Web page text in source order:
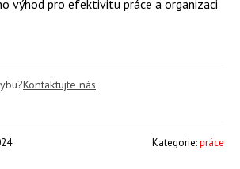
výhod pro efektivitu práce a organizaci
Kontaktujte nás
Kategorie:práce